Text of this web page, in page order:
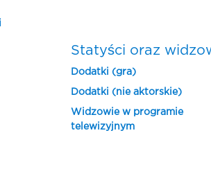
Statyści oraz
Dodatki (gra)
Dodatki (nie aktorskie)
Widzowie w programie
telewizyjnym